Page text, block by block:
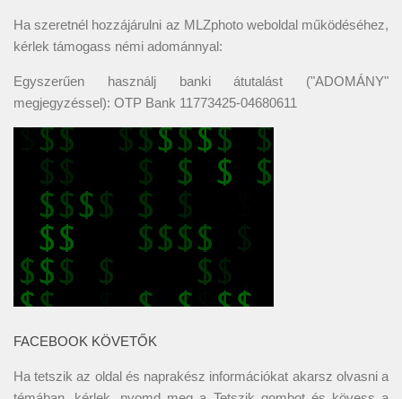
Ha szeretnél hozzájárulni az MLZphoto weboldal működéséhez,
kérlek támogass némi adománnyal:
Egyszerűen használj banki átutalást ("ADOMÁNY"
megjegyzéssel): OTP Bank 11773425-04680611
FACEBOOK KÖVETŐK
Ha tetszik az oldal és naprakész információkat akarsz olvasni a